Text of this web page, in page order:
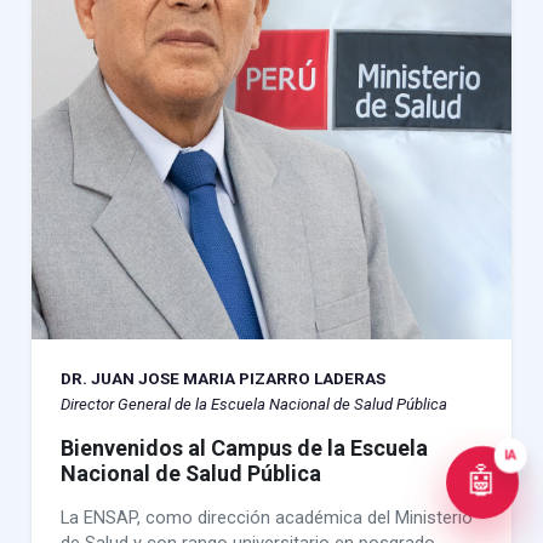
DR. JUAN JOSE MARIA PIZARRO LADERAS
Director General de la Escuela Nacional de Salud Pública
Bienvenidos al Campus de la Escuela
Nacional de Salud Pública
La ENSAP, como dirección académica del Ministerio
IA
🤖